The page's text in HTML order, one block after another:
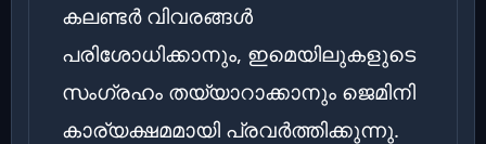
കലണ്ടർ വിവരങ്ങൾ
പരിശോധിക്കാനും, ഇമെയിലുകളുടെ
സംഗ്രഹം തയ്യാറാക്കാനും ജെമിനി
കാര്യക്ഷമമായി പ്രവർത്തിക്കുന്നു.